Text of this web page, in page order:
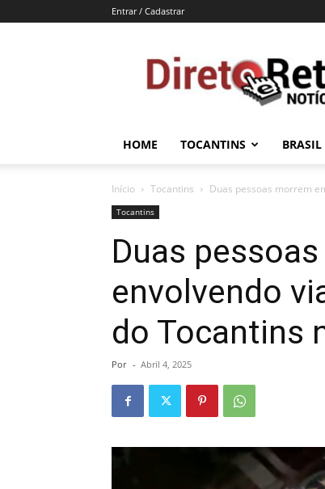
Entrar / Cadastrar
e
Reto
HOME TOCANTINS BRASIL
Início Tocantins Duas pessoas morrem
Tocantins
Duas
envolvendo
do Tocantins
Por - Abril 4, 2025